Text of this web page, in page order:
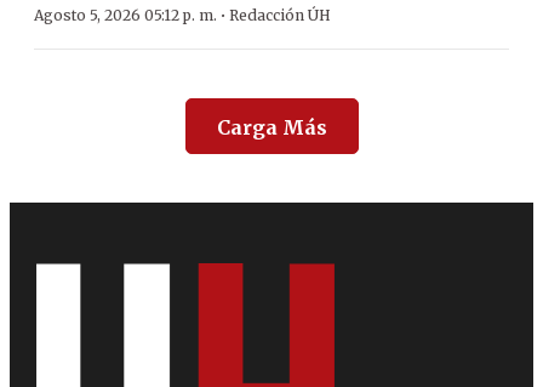
Agosto 5, 2026 05:12 p. m. · Redacción ÚH
Carga Más